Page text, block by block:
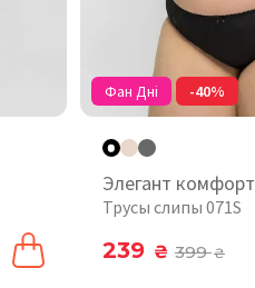
Фан Дні -40%
Элегант комфорт
Трусы слипы 071S
239 ₴ 399₴